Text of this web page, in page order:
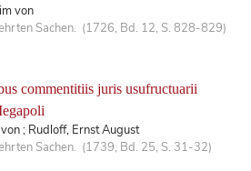
von
Sachen. (1726, Bd. 12, S. 828-829)
commentitiis juris usufructuarii
; Rudloff, Ernst August
Sachen. (1739, Bd. 25, S. 31-32)